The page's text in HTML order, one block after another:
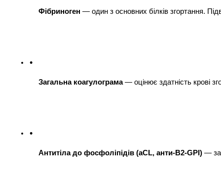
Фібриноген — один з основних білків згортання.
Загальна коагулограма — оцінює здатність крові
Антитіла до фосфоліпідів (aCL, анти-B2-GPI) — за